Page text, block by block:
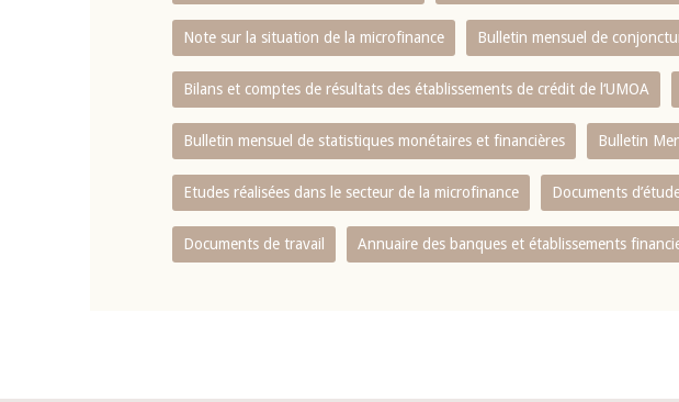
Note sur la situation de la microfinance Bulletin mensuel de
Bilans et comptes de résultats des établissements de crédit de l‘UMOA
Bulletin mensuel de statistiques monétaires et financières Bulletin
Etudes réalisées dans le secteur de la microfinance Documents
Documents de travail Annuaire des banques et établissements